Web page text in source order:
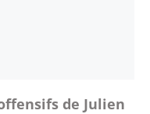
de Julien